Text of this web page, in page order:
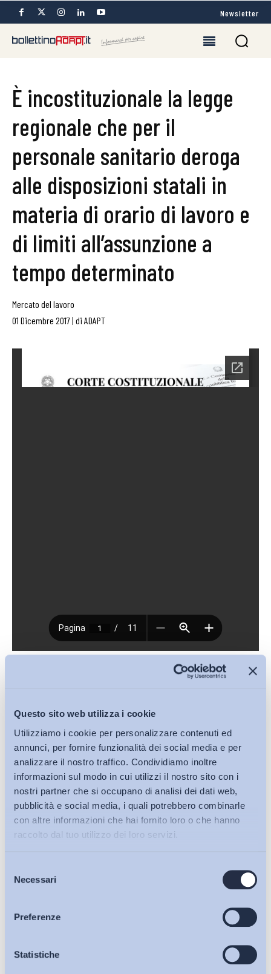
Questo sito web utilizza i cookie
Utilizziamo i cookie per personalizzare contenuti ed
annunci, per fornire funzionalità dei social media e per
analizzare il nostro traffico. Condividiamo inoltre
informazioni sul modo in cui utilizzi il nostro sito con i
nostri partner che si occupano di analisi dei dati web,
pubblicità e social media, i quali potrebbero combinarle
con altre informazioni che hai fornito loro o che hanno
raccolto dal tuo utilizzo dei loro servizi.
delNecessari
Preferenze
Statistiche
Bollettini ADAPT
Articoli
Osservatori
Newsletter
È incostituzionale la legge
regionale che per il
personale sanitario deroga
alle disposizioni statali in
materia di orario di lavoro e
di limiti all’assunzione a
tempo determinato
Mercato del lavoro
01 Dicembre 2017| di ADAPT
Condividi su:
Iscriviti alla Newsletter